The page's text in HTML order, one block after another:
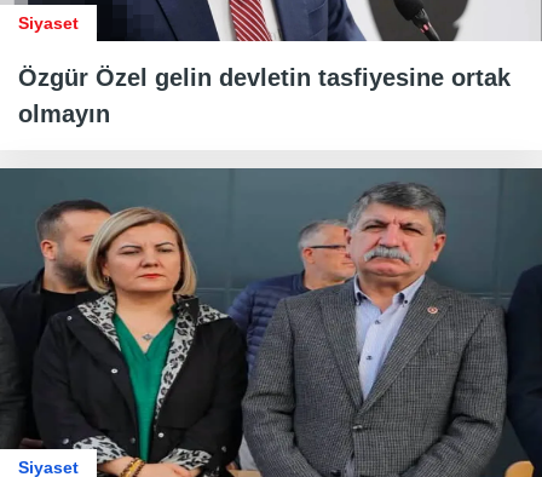
Siyaset
Özgür Özel gelin devletin tasfiyesine ortak
olmayın
Siyaset